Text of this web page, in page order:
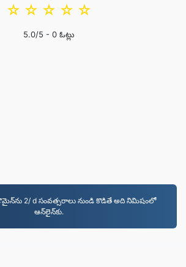
☆
☆
☆
☆
☆
5.0/5 - 0 ఓట్లు
2/ d సంవత్సరాలు నుండి కొడితే అది నిమిషంలో
ఆన్‌లైన్‌కు.